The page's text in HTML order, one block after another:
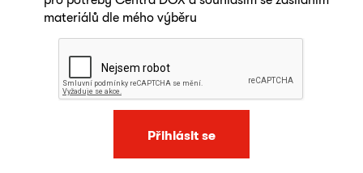
materiálů dle mého výběru
Přihlásit se